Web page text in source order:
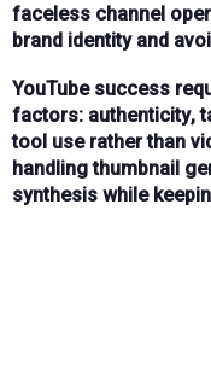
faceless channel
brand identity and
YouTube success
factors: authenticity,
tool userather than
handlingthumbnail
synthesis while